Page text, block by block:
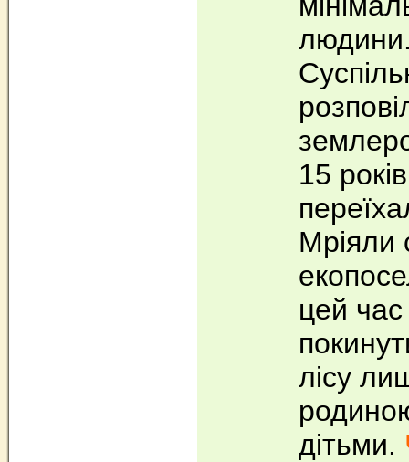
15
Мріяли
цей
лісу
дітьми.